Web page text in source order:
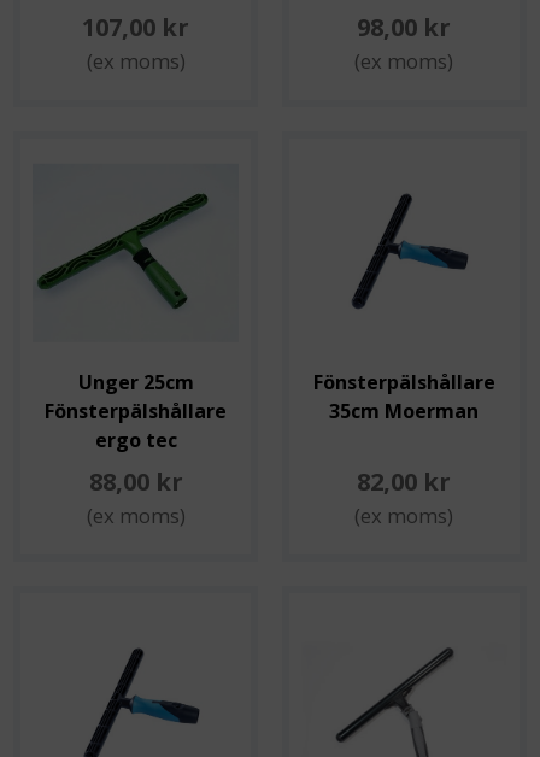
107,00 kr
(ex moms)
98,00 kr
(ex moms)
Unger 25cm
Fönsterpälshållare
ergo tec
88,00 kr
(ex moms)
Fönsterpälshållare
35cm Moerman
82,00 kr
(ex moms)